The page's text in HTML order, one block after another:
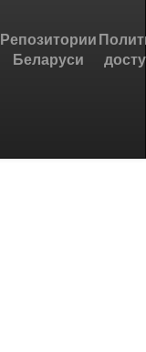
Репозитории
Беларуси